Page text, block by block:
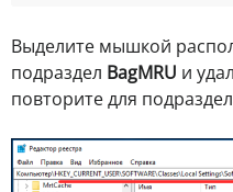
Выделите мышкой
подраздел BagMRU и
повторите для